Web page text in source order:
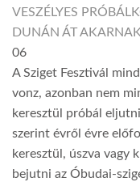
VESZÉLYES
DUNÁN ÁT
06
A Sziget Fesztivál
vonz, azonban nem
keresztül próbál
szerint évről évre
keresztül, úszva vagy
bejutni az Óbudai-